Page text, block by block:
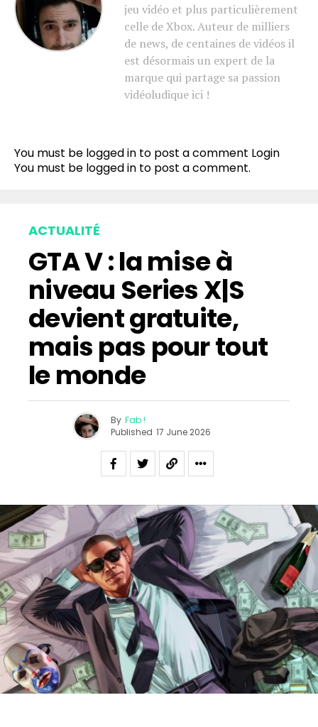
jeu vidéo et plus particulièrement
celle de Xbox. Auteur de milliers
de news, de centaines de vidéos il
est désormais un expert de la
marque qui partage sa passion
vidéoludique ici !
You must be logged in to post a comment Login
You must be logged in to post a comment.
ACTUALITÉ
GTA V : la mise à
niveau Series X|S
devient gratuite,
mais pas pour tout
le monde
By Fab !
Published 17 June 2026